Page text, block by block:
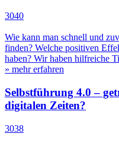
3040
Wie kann man schnell und
finden? Welche positiven
haben? Wir haben hilfreiche
» mehr erfahren
Selbstführung 4.0 –
digitalen Zeiten?
3038